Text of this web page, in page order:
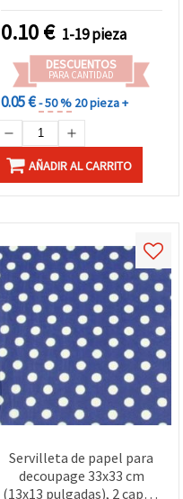
manualidades DIY,
scrapbooking y mixed
media
0.10€ 1-19 pieza
DESCUENTOS
PARA CANTIDAD
0.05 €- 50 % 20 pieza +
AÑADIR AL CARRITO
Servilleta de papel para
decoupage 33x33 cm
(13x13 pulgadas), 2 capas,